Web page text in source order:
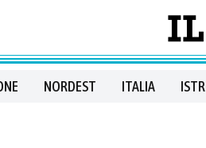
NORDEST ITALIA